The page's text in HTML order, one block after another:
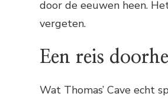
door de eeuwen heen.
vergeten.
Een reis
Wat Thomas’ Cave echt